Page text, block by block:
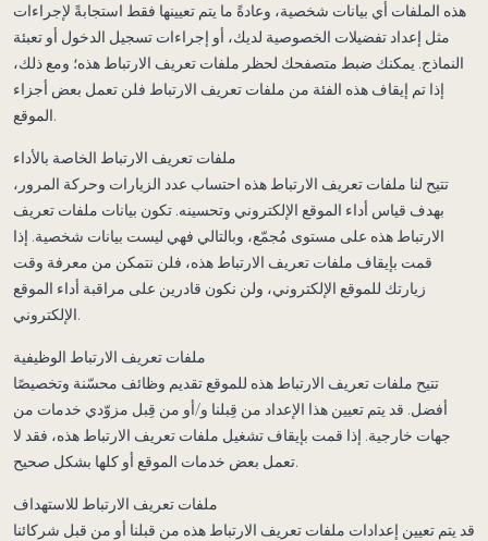
هذه الملفات أي بيانات شخصية، وعادةً ما يتم تعيينها فقط استجابةً لإجراءات
مثل إعداد تفضيلات الخصوصية لديك، أو إجراءات تسجيل الدخول أو تعبئة
النماذج. يمكنك ضبط متصفحك لحظر ملفات تعريف الارتباط هذه؛ ومع ذلك،
إذا تم إيقاف هذه الفئة من ملفات تعريف الارتباط فلن تعمل بعض أجزاء
الموقع.
ملفات تعريف الارتباط الخاصة بالأداء
تتيح لنا ملفات تعريف الارتباط هذه احتساب عدد الزيارات وحركة المرور،
بهدف قياس أداء الموقع الإلكتروني وتحسينه. تكون بيانات ملفات تعريف
الارتباط هذه على مستوى مُجمّع، وبالتالي فهي ليست بيانات شخصية. إذا
قمت بإيقاف ملفات تعريف الارتباط هذه، فلن نتمكن من معرفة وقت
زيارتك للموقع الإلكتروني، ولن نكون قادرين على مراقبة أداء الموقع
الإلكتروني.
ملفات تعريف الارتباط الوظيفية
تتيح ملفات تعريف الارتباط هذه للموقع تقديم وظائف محسّنة وتخصيصًا
أفضل. قد يتم تعيين هذا الإعداد من قِبلنا و/أو من قِبل مزوّدي خدمات من
جهات خارجية. إذا قمت بإيقاف تشغيل ملفات تعريف الارتباط هذه، فقد لا
تعمل بعض خدمات الموقع أو كلها بشكل صحيح.
ملفات تعريف الارتباط للاستهداف
قد يتم تعيين إعدادات ملفات تعريف الارتباط هذه من قبلنا أو من قبل شركائنا